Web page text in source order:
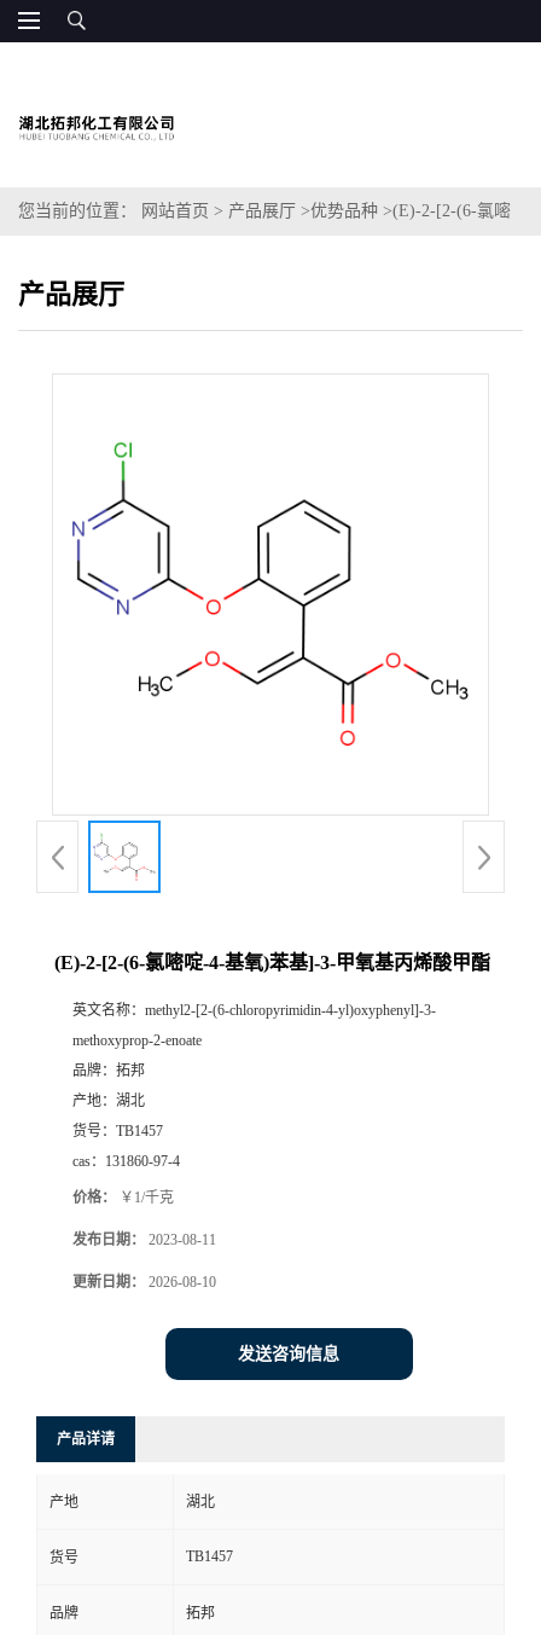
您当前的位置： 网站首页 > 产品展厅 >优势品种 >(E)-2-[2-(6-氯嘧
产品展厅
(E)-2-[2-(6-氯嘧啶-4-基氧)苯基]-3-甲氧基丙烯酸甲酯
英文名称： methyl2-[2-(6-chloropyrimidin-4-yl)oxyphenyl]-3-
methoxyprop-2-enoate
品牌： 拓邦
产地： 湖北
货号： TB1457
cas： 131860-97-4
价格： ￥1/千克
发布日期： 2023-08-11
更新日期： 2026-08-10
发送咨询信息
产品详请
产地 湖北
货号 TB1457
品牌 拓邦